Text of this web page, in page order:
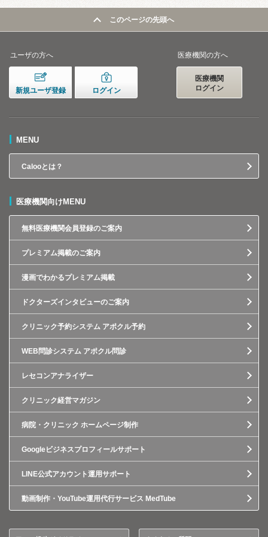
このページの先頭へ
ユーザの方へ
新規ユーザ登録 ログイン
医療機関の方へ
医療機関
ログイン
MENU
Calooとは？
医療機関向けMENU
無料医療機関会員登録のご案内
プレミアム掲載のご案内
漫画でわかるプレミアム掲載
ドクターズインタビューのご案内
クリニック予約システム アポクル予約
WEB問診システム アポクル問診
レセコンアナライザー
クリニック経営マガジン
病院・クリニック ホームページ制作
Googleビジネスプロフィールサポート
LINE公式アカウント運用サポート
動画制作・YouTube運用代行サービス MedTube